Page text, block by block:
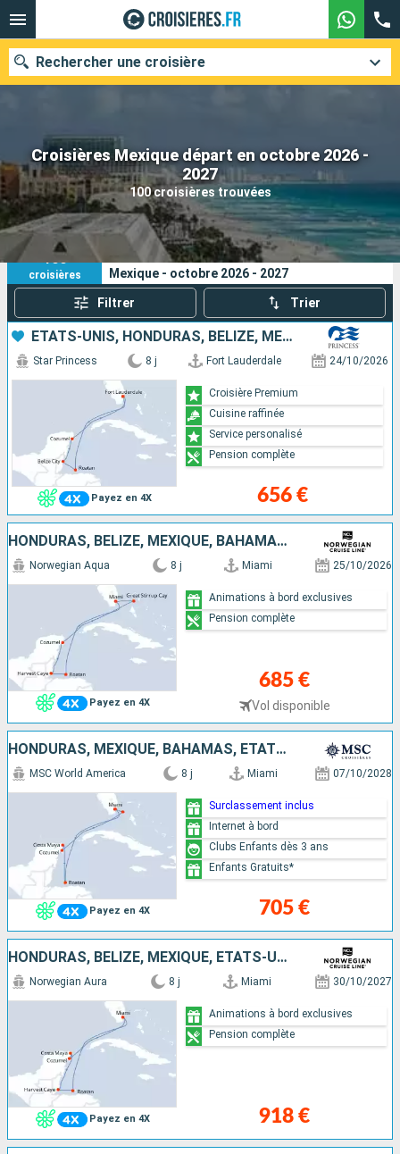
Croisières Mexique départ en octobre 2026 -
2027
100 croisières trouvées
Rechercher une croisière
Nos destinations
Mois de départ
Ports Compagnies
Rechercher
100
croisières
Vos critères de recherche :
Mexique - octobre 2026 - 2027
Filtrer Trier
ÉTATS-UNIS, HONDURAS, BELIZE, MEXIQUE
Payez en 4X
Star Princess 8 j Fort Lauderdale 24/10/2026
656 €
Croisière Premium
Cuisine raffinée
Service personalisé
Pension complète
HONDURAS, BELIZE, MEXIQUE, BAHAMAS, ÉTATS-UNIS
Payez en 4X
Norwegian Aqua 8 j Miami 25/10/2026
685 €
Vol disponible
Animations à bord exclusives
Pension complète
HONDURAS, MEXIQUE, BAHAMAS, ÉTATS-UNIS
Payez en 4X
MSC World America 8 j Miami 07/10/2028
705 €
Surclassement inclus
Internet à bord
Clubs Enfants dès 3 ans
Enfants Gratuits*
HONDURAS, BELIZE, MEXIQUE, ÉTATS-UNIS
Payez en 4X
Norwegian Aura 8 j Miami 30/10/2027
918 €
Animations à bord exclusives
Pension complète